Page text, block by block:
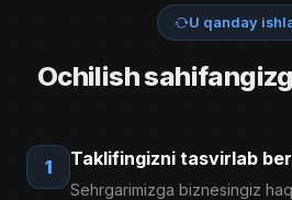
U qanday
Ochilish
1 Taklifingizni tasvirlab
Sehrgarimizga biznesingiz